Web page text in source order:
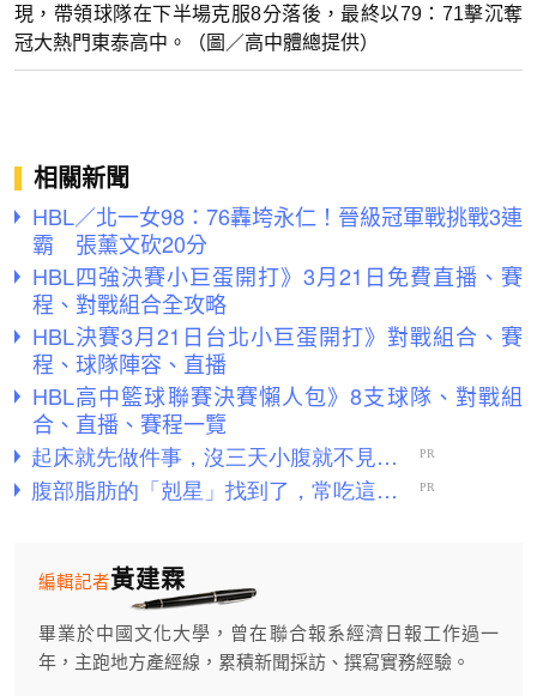
現，帶領球隊在下半場克服8分落後，最終以79：71擊沉奪
冠大熱門東泰高中。（圖／高中體總提供）
相關新聞
HBL／北一女98：76轟垮永仁！晉級冠軍戰挑戰3連
霸 張薰文砍20分
HBL四強決賽小巨蛋開打》3月21日免費直播、賽
程、對戰組合全攻略
HBL決賽3月21日台北小巨蛋開打》對戰組合、賽
程、球隊陣容、直播
HBL高中籃球聯賽決賽懶人包》8支球隊、對戰組
合、直播、賽程一覽
黃建霖
編輯記者
畢業於中國文化大學，曾在聯合報系經濟日報工作過一
年，主跑地方產經線，累積新聞採訪、撰寫實務經驗。